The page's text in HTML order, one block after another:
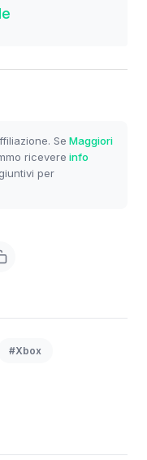
Se
ricevere
per
Maggiori
info
#Xbox